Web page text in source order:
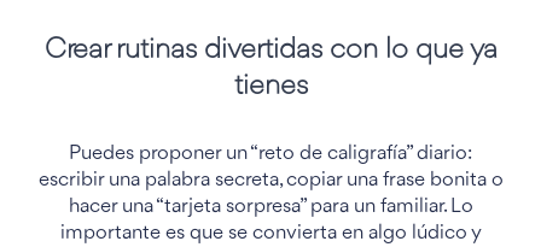
Crear rutinas divertidas con lo que ya
tienes
Puedes proponer un “reto de caligrafía” diario:
escribir una palabra secreta, copiar una frase bonita o
hacer una “tarjeta sorpresa” para un familiar. Lo
importante es que se convierta en algo lúdico y